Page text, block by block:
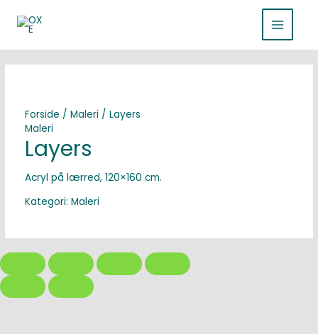
indholdet
MAIN
MENU
Forside / Maleri / Layers
Maleri
Layers
Acryl på lærred, 120×160 cm.
Kategori: Maleri